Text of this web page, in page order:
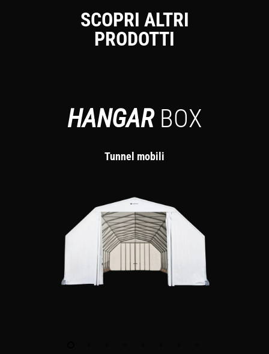
SCOPRI ALTRI
PRODOTTI
HANGAR BOX
Tunnel mobili